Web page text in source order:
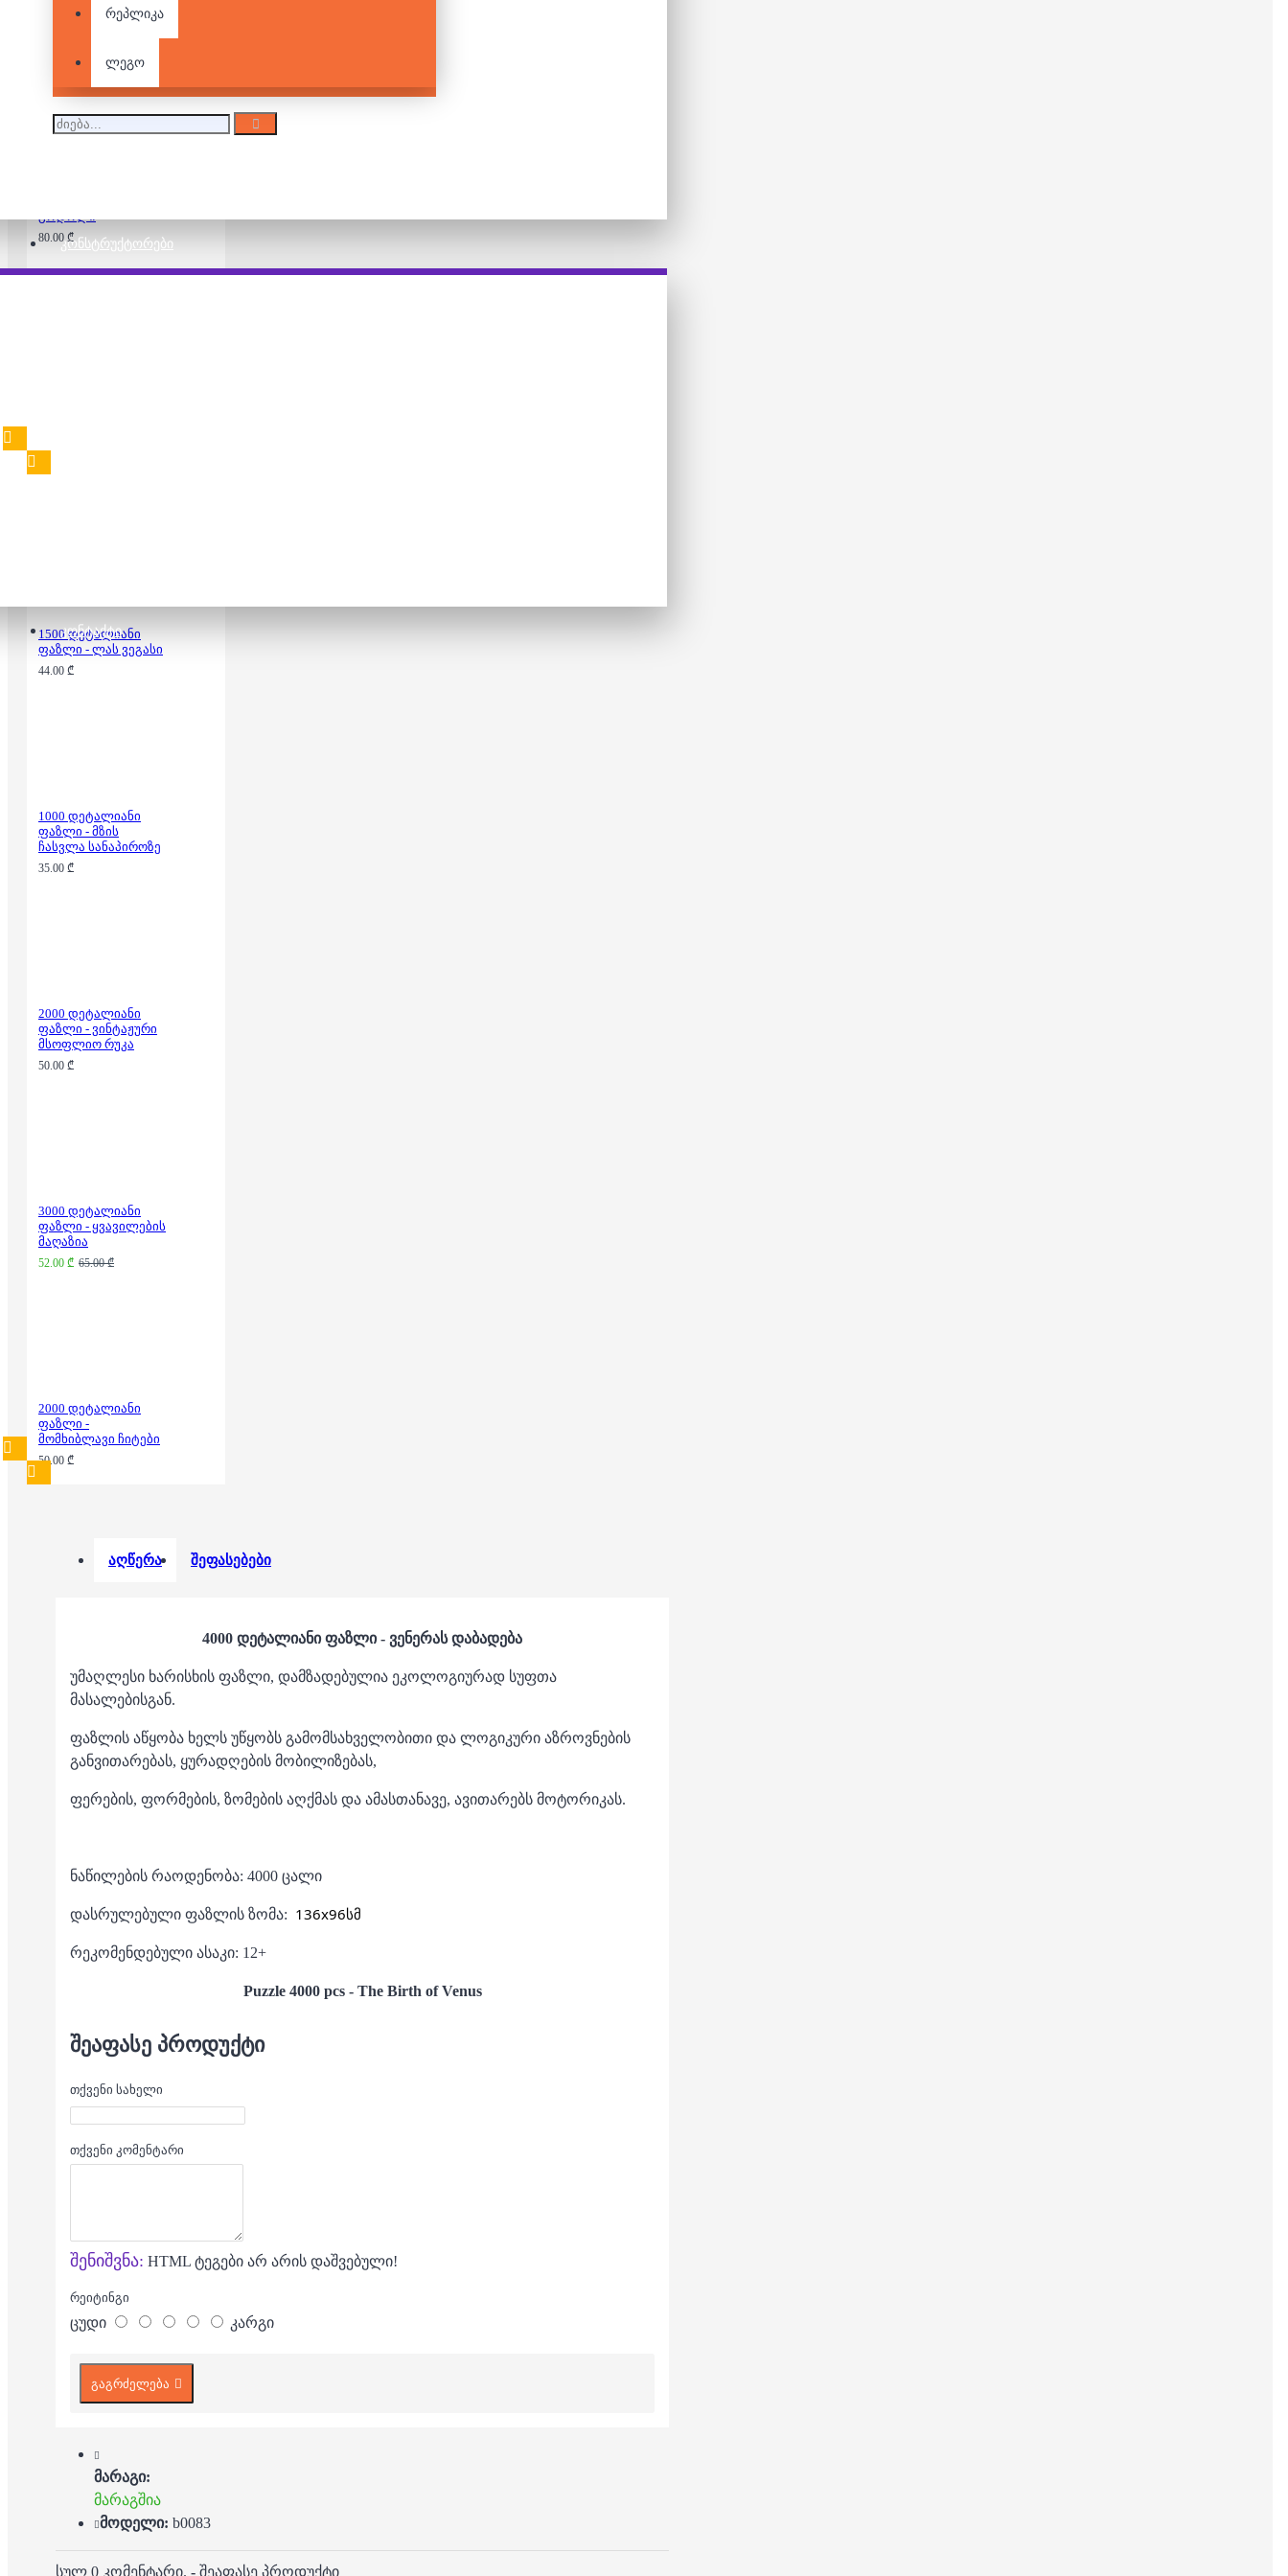
ᲙᲝᲜᲡᲢᲠᲣᲥᲢᲝᲠᲔᲑᲘ
ᲙᲝᲜᲢᲐᲥᲢᲘ
რეპლიკა
ლეგო
ფაზლი - მზის
ჩასვლა ფერმაში
გოდოლი
80.00 ₾
80.00 ₾
1500 დეტალიანი
ფაზლი - ლას ვეგასი
44.00 ₾
1000 დეტალიანი
ფაზლი - მზის
ჩასვლა სანაპიროზე
35.00 ₾
2000 დეტალიანი
ფაზლი - ვინტაჟური
მსოფლიო რუკა
50.00 ₾
3000 დეტალიანი
ფაზლი - ყვავილების
მაღაზია
52.00 ₾ 65.00 ₾
2000 დეტალიანი
ფაზლი -
მომხიბლავი ჩიტები
50.00 ₾
აღწერა შეფასებები
4000 დეტალიანი ფაზლი - ვენერას დაბადება
უმაღლესი ხარისხის ფაზლი, დამზადებულია ეკოლოგიურად სუფთა
მასალებისგან.
ფაზლის აწყობა ხელს უწყობს გამომსახველობითი და ლოგიკური აზროვნების
განვითარებას, ყურადღების მობილიზებას,
ფერების, ფორმების, ზომების აღქმას და ამასთანავე, ავითარებს მოტორიკას.
ნაწილების რაოდენობა: 4000 ცალი
დასრულებული ფაზლის ზომა: 136x96სმ
რეკომენდებული ასაკი: 12+
Puzzle 4000 pcs - The Birth of Venus
ᲨᲔᲐᲤᲐᲡᲔ ᲞᲠᲝᲓᲣᲥᲢᲘ
თქვენი სახელი
თქვენი კომენტარი
შენიშვნა: HTML ტეგები არ არის დაშვებული!
რეიტინგი
ცუდი კარგი
გაგრძელება
მარაგი:
მარაგშია
მოდელი: b0083
სულ 0 კომენტარი. - შეაფასე პროდუქტი